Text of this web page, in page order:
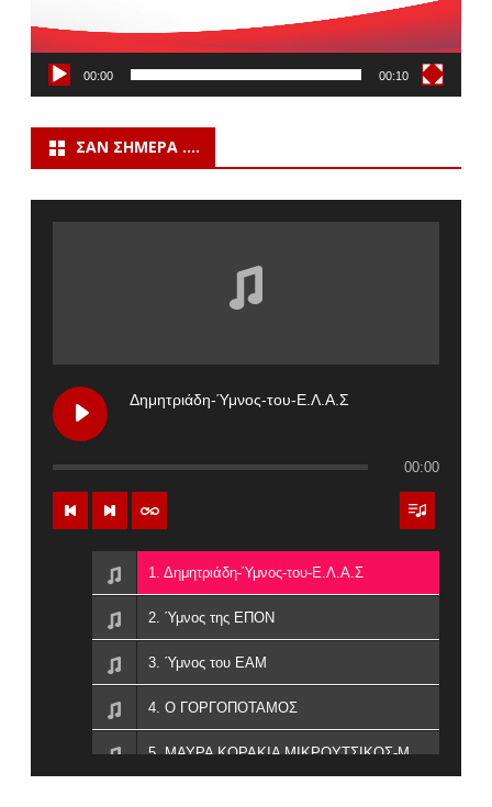
00:00 00:10
ΣΑΝ ΣΉΜΕΡΑ ….
Δημητριάδη-Ύμνος-του-Ε.Λ.Α.Σ
00:00
1. Δημητριάδη-Ύμνος-του-Ε.Λ.Α.Σ
2. Ύμνος της ΕΠΟΝ
3. Ύμνος του ΕΑΜ
4. Ο ΓΟΡΓΟΠΟΤΑΜΟΣ
5. ΜΑΥΡΑ ΚΟΡΑΚΙΑ ΜΙΚΡΟΥΤΣΙΚΟΣ-ΜΑΝΟΥ-ΔΗΜΗΤΡΙΑΔΗ